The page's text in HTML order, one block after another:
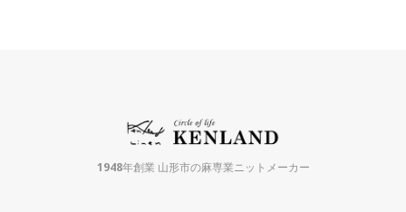
1948年創業 山形市の麻専業ニットメーカー